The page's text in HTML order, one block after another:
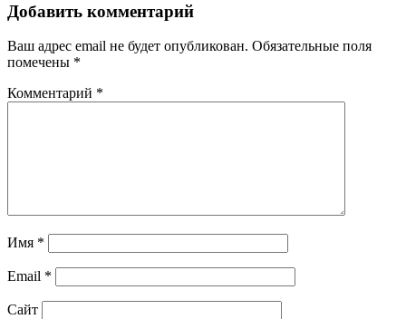
Добавить комментарий
Ваш адрес email не будет опубликован. Обязательные поля
помечены *
Комментарий *
Имя *
Email *
Сайт